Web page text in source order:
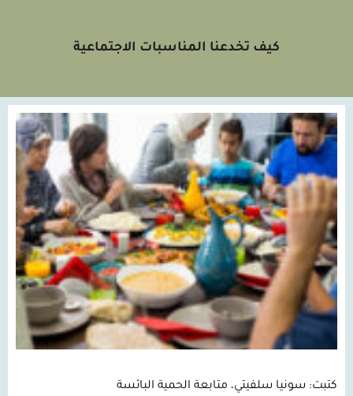
كيف تخدعنا المناسبات الاجتماعية
كتبت: سونيا سلفيتي، متابعة الحمية البائسة